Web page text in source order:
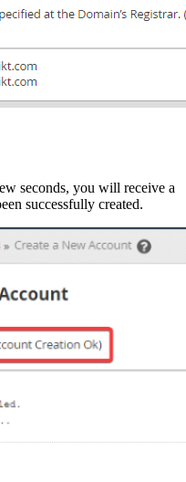
seconds, you will receive a
successfully created.